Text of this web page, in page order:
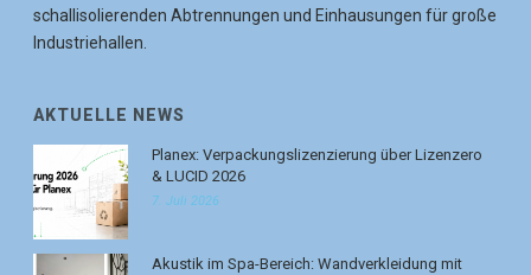
schallisolierenden Abtrennungen und Einhausungen für große
Industriehallen.
AKTUELLE NEWS
Planex: Verpackungslizenzierung über Lizenzero
& LUCID 2026
7. Juli 2026
Akustik im Spa-Bereich: Wandverkleidung mit